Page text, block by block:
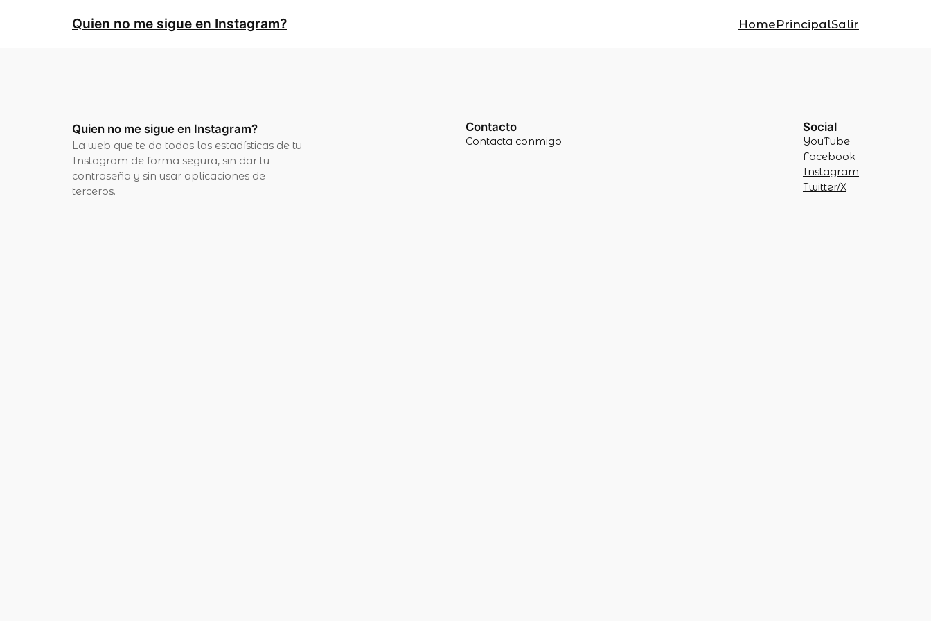
Quien no me sigue en Instagram? HomePrincipalSalir
Quien no me sigue en Instagram?
La web que te da todas las estadísticas de tu
Instagram de forma segura, sin dar tu
contraseña y sin usar aplicaciones de
terceros.
Contacto
Contacta conmigo
Social
YouTube
Facebook
Instagram
Twitter/X